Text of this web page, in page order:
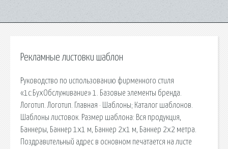
Рекламные листовки шаблон
Руководство по использованию фирменного стиля
«1c:БухОбслуживание» 1. Базовые элементы бренда.
Логотип. Логотип. Главная · Шаблоны; Каталог шаблонов.
Шаблоны листовок. Размер шаблона: Вся продукция,
Баннеры, Баннер 1x1 м, Баннер 2x1 м, Баннер 2x2 метра.
Поздравительный адрес в основном печатается на листе